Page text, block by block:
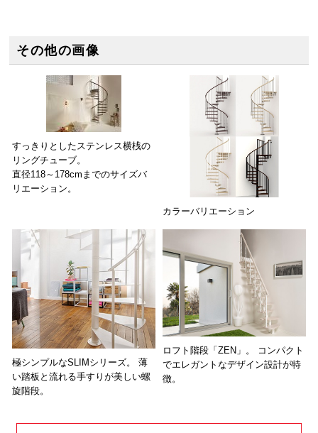
その他の画像
すっきりとしたステンレス横桟の
リングチューブ。
直径118～178cmまでのサイズバ
リエーション。
カラーバリエーション
極シンプルなSLIMシリーズ。 薄
い踏板と流れる手すりが美しい螺
旋階段。
ロフト階段「ZEN」。 コンパクト
でエレガントなデザイン設計が特
徴。